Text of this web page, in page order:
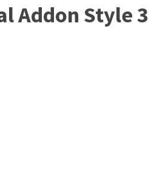
Addon Style 3